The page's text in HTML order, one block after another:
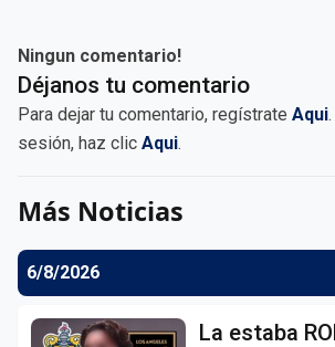
Ningun comentario!
Déjanos tu comentario
Para dejar tu comentario, regístrate Aqui
sesión, haz clic Aqui.
Más Noticias
6/8/2026
La estaba